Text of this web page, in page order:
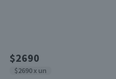
$2690
$2690 x un